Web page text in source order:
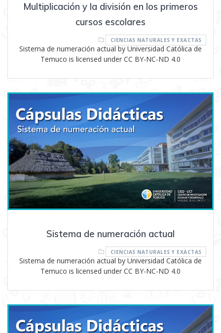
Multiplicación y la división en los primeros
cursos escolares
CIENCIAS NATURALES Y EXACTAS
Sistema de numeración actual by Universidad Católica de
Temuco is licensed under CC BY-NC-ND 4.0
Sistema de numeración actual
CIENCIAS NATURALES Y EXACTAS
Sistema de numeración actual by Universidad Católica de
Temuco is licensed under CC BY-NC-ND 4.0